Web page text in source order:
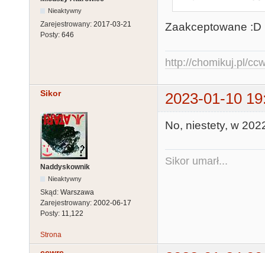
Nieaktywny
Zarejestrowany: 2017-03-21
Posty: 646
Zaakceptowane :D
http://chomikuj.pl/
Sikor 2023-01-10
Naddyskownik
Nieaktywny
Skąd: Warszawa
Zarejestrowany: 2002-06-17
Posty: 11,122
No, niestety, w
Sikor umarł...
Strona